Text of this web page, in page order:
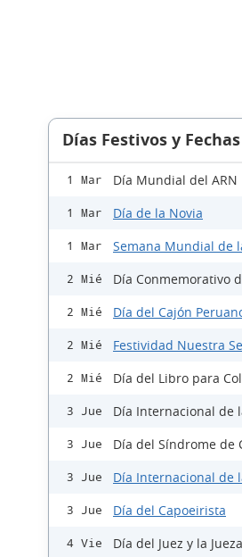
Días Festivos y
1 Mar Día Mundial del ARN
1 Mar Día de la Novia
1 Mar Semana Mundial de
2 Mié Día Conmemorativo
2 Mié Día del Cajón
2 Mié Festividad Nuestra
2 Mié Día del Libro para
3 Jue Día Internacional de
3 Jue Día del Síndrome de
3 Jue Día Internacional de
3 Jue Día del Capoeirista
4 Vie Día del Juez y la Jueza